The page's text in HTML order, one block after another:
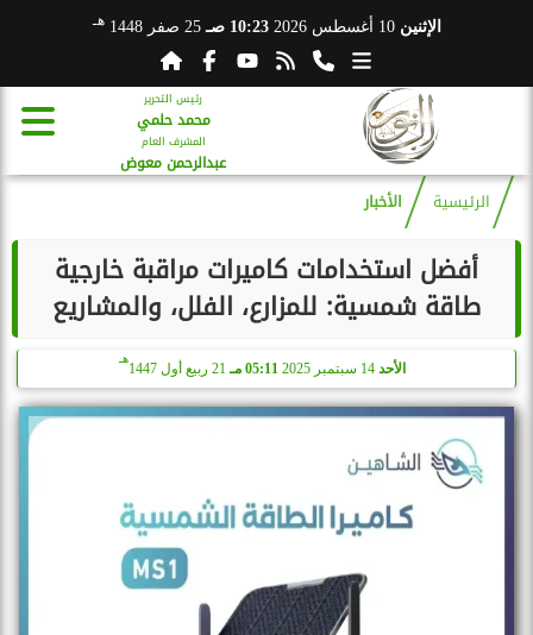
الإثنين 10 أغسطس 2026 10:23 صـ 25 صفر 1448 هـ
رئيس التحرير
محمد حلمي
المشرف العام
عبدالرحمن معوض
الرئيسية الأخبار
أفضل استخدامات كاميرات مراقبة خارجية
طاقة شمسية: للمزارع، الفلل، والمشاريع
الأحد 14 سبتمبر 2025 05:11 مـ 21 ربيع أول 1447
هـ